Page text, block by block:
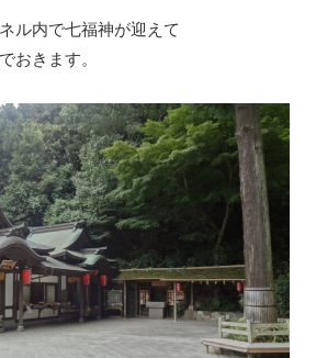
ル内で七福神が迎えて
おきます。